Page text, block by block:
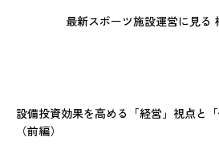
最新スポーツ施設運営に見る
設備投資効果を高める「経営」視点と
（前編）